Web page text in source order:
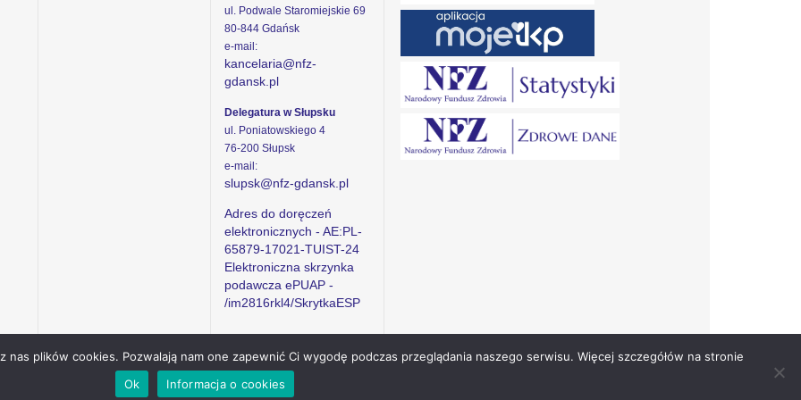
ul. Podwale Staromiejskie 69
80-844 Gdańsk
e-mail:
kancelaria@nfz-
gdansk.pl
Delegatura w Słupsku
ul. Poniatowskiego 4
76-200 Słupsk
e-mail:
slupsk@nfz-gdansk.pl
Adres do doręczeń
elektronicznych - AE:PL-
65879-17021-TUIST-24
Elektroniczna skrzynka
podawcza ePUAP -
/im2816rkl4/SkrytkaESP
plików cookies. Pozwalają nam one zapewnić Ci wygodę podczas przeglądania naszego serwisu. Więcej szczegółów na stronie
Ok
Informacja o cookies